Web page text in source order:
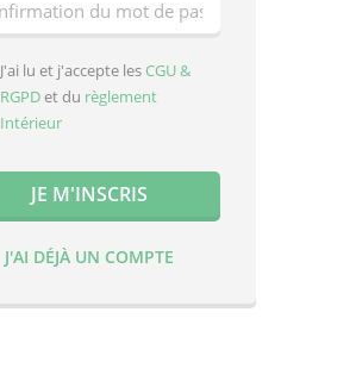
J'ai lu et j'accepte lesCGU &
RGPDet du règlement
Intérieur
J'AI DÉJÀ UN COMPTE